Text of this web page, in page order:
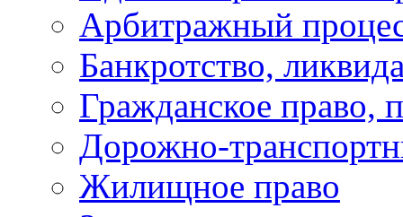
Арбитражный
Банкротство,
Гражданское право,
Дорожно-
Жилищное право